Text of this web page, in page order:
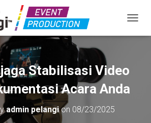
Stabilisasi Video
Acara Anda
admin pelangion 08/23/2025